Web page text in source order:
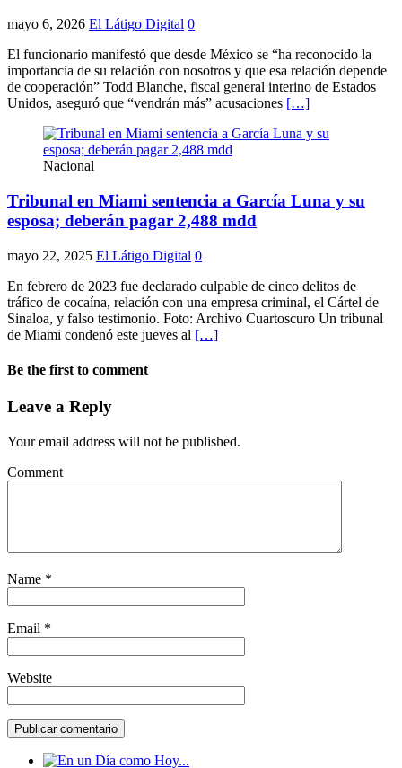
mayo 6, 2026 El Látigo Digital 0
El funcionario manifestó que desde México se “ha reconocido la
importancia de su relación con nosotros y que esa relación depende
de cooperación” Todd Blanche, fiscal general interino de Estados
Unidos, aseguró que “vendrán más” acusaciones […]
Nacional
Tribunal en Miami sentencia a García Luna y su
esposa; deberán pagar 2,488 mdd
mayo 22, 2025 El Látigo Digital 0
En febrero de 2023 fue declarado culpable de cinco delitos de
tráfico de cocaína, relación con una empresa criminal, el Cártel de
Sinaloa, y falso testimonio. Foto: Archivo Cuartoscuro Un tribunal
de Miami condenó este jueves al […]
Be the first to comment
Leave a Reply
Your email address will not be published.
Comment
Name *
Email *
Website